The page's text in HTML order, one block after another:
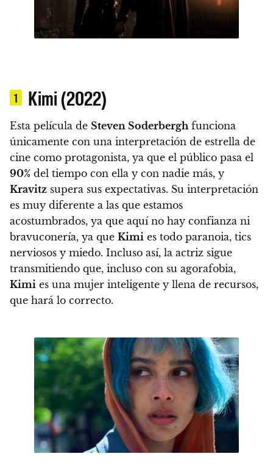
1 Kimi (2022)
Esta película de Steven Soderbergh funciona
únicamente con una interpretación de estrella de
cine como protagonista, ya que el público pasa el
90% del tiempo con ella y con nadie más, y
Kravitz supera sus expectativas. Su interpretación
es muy diferente a las que estamos
acostumbrados, ya que aquí no hay confianza ni
bravuconería, ya que Kimi es todo paranoia, tics
nerviosos y miedo. Incluso así, la actriz sigue
transmitiendo que, incluso con su agorafobia,
Kimi es una mujer inteligente y llena de recursos,
que hará lo correcto.